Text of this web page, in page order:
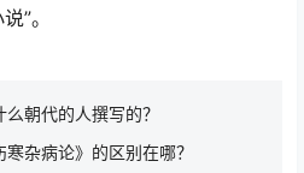
”。
朝代的人撰写的？
杂病论》的区别在哪？